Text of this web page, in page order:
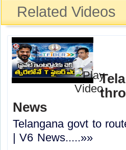
Related Videos
News
Telangana govt to
| V6 News.....»»